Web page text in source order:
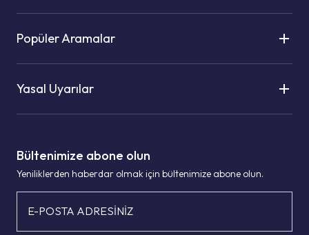
Bültenimize abone olun
Yeniliklerden haberdar olmak için bültenimize abone olun.
E-POSTA ADRESİNİZ
Popüler Aramalar
Yasal Uyarılar